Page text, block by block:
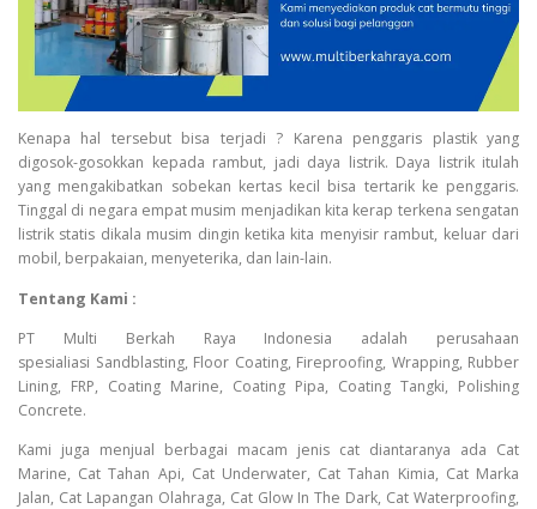
Kenapa hal tersebut bisa terjadi ? Karena penggaris plastik yang
digosok-gosokkan kepada rambut, jadi daya listrik. Daya listrik itulah
yang mengakibatkan sobekan kertas kecil bisa tertarik ke penggaris.
Tinggal di negara empat musim menjadikan kita kerap terkena sengatan
listrik statis dikala musim dingin ketika kita menyisir rambut, keluar dari
mobil, berpakaian, menyeterika, dan lain-lain.
Tentang Kami :
PT Multi Berkah Raya Indonesia adalah perusahaan
spesialiasi Sandblasting, Floor Coating, Fireproofing, Wrapping, Rubber
Lining, FRP, Coating Marine, Coating Pipa, Coating Tangki, Polishing
Concrete.
Kami juga menjual berbagai macam jenis cat diantaranya ada Cat
Marine, Cat Tahan Api, Cat Underwater, Cat Tahan Kimia, Cat Marka
Jalan, Cat Lapangan Olahraga, Cat Glow In The Dark, Cat Waterproofing,